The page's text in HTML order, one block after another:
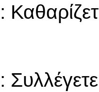
:
: